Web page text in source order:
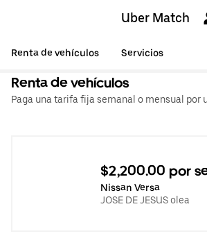
Uber Match
Renta de vehículos Servicios
Renta de vehículos
Paga una tarifa fija semanal o mensual por
$2,200.00 por
Nissan Versa
JOSE DE JESUS olea